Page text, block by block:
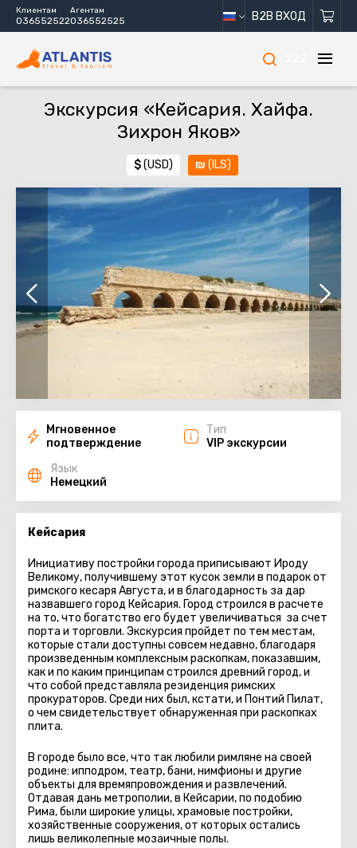
Клиентам
036552522
Агентам
036552525 B2B ВХОД
Экскурсия «Кейсария. Хайфа.
Зихрон Яков»
$(USD) ₪ (ILS)
Мгновенное
подтверждение
Тип
VIP экскурсии
Язык
Немецкий
Кейсария
Инициативу постройки города приписывают Ироду
Великому, получившему этот кусок земли в подарок от
римского кесаря Августа, и в благодарность за дар
назвавшего город Кейсария. Город строился в расчете
на то, что богатство его будет увеличиваться за счет
порта и торговли. Экскурсия пройдет по тем местам,
которые стали доступны совсем недавно, благодаря
произведенным комплексным раскопкам, показавшим,
как и по каким принципам строился древний город, и
что собой представляла резиденция римских
прокураторов. Среди них был, кстати, и Понтий Пилат,
о чем свидетельствует обнаруженная при раскопках
плита.
В городе было все, что так любили римляне на своей
родине: ипподром, театр, бани, нимфионы и другие
объекты для времяпровождения и развлечений.
Отдавая дань метрополии, в Кейсарии, по подобию
Рима, были широкие улицы, храмовые постройки,
хозяйственные сооружения, от которых остались
лишь великолепные мозаичные полы.